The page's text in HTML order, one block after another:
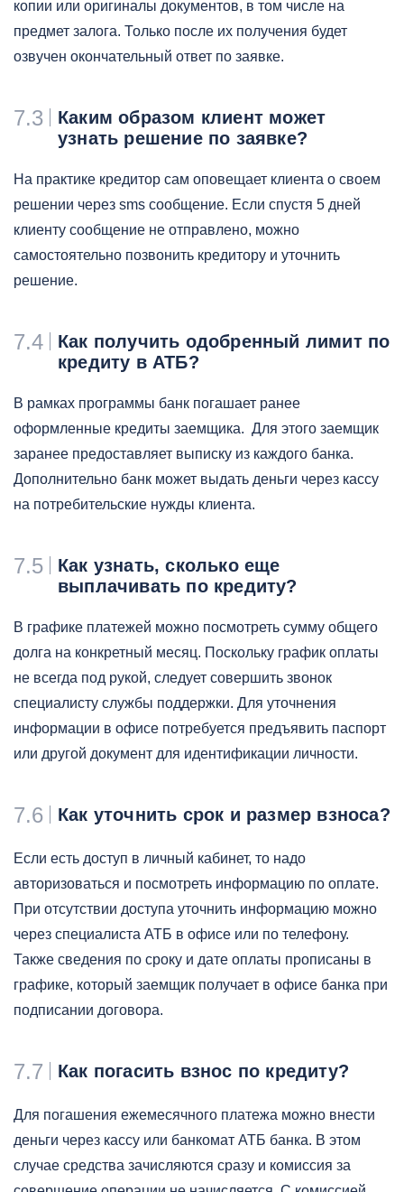
копии или оригиналы документов, в том числе на
предмет залога. Только после их получения будет
озвучен окончательный ответ по заявке.
7.3
Каким образом клиент может
узнать решение по заявке?
На практике кредитор сам оповещает клиента о своем
решении через sms сообщение. Если спустя 5 дней
клиенту сообщение не отправлено, можно
самостоятельно позвонить кредитору и уточнить
решение.
7.4
Как получить одобренный лимит по
кредиту в АТБ?
В рамках программы банк погашает ранее
оформленные кредиты заемщика. Для этого заемщик
заранее предоставляет выписку из каждого банка.
Дополнительно банк может выдать деньги через кассу
на потребительские нужды клиента.
7.5
Как узнать, сколько еще
выплачивать по кредиту?
В графике платежей можно посмотреть сумму общего
долга на конкретный месяц. Поскольку график оплаты
не всегда под рукой, следует совершить звонок
специалисту службы поддержки. Для уточнения
информации в офисе потребуется предъявить паспорт
или другой документ для идентификации личности.
7.6 Как уточнить срок и размер взноса?
Если есть доступ в личный кабинет, то надо
авторизоваться и посмотреть информацию по оплате.
При отсутствии доступа уточнить информацию можно
через специалиста АТБ в офисе или по телефону.
Также сведения по сроку и дате оплаты прописаны в
графике, который заемщик получает в офисе банка при
подписании договора.
7.7 Как погасить взнос по кредиту?
Для погашения ежемесячного платежа можно внести
деньги через кассу или банкомат АТБ банка. В этом
случае средства зачисляются сразу и комиссия за